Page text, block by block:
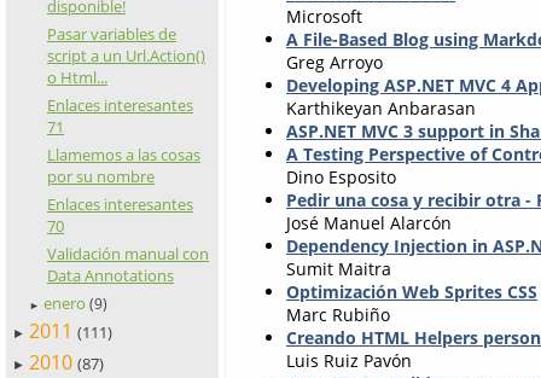
disponible!
Pasar variables de
script a un Url.Action()
o Html...
Enlaces interesantes
71
Llamemos a las cosas
por su nombre
Enlaces interesantes
70
Validación manual con
Data Annotations
► enero (9)
► 2011 (111)
► 2010 (87)
Microsoft
A File-Based Blog using
Greg Arroyo
Developing ASP.NET MVC 4
Karthikeyan Anbarasan
ASP.NET MVC 3 support in
A Testing Perspective of
Dino Esposito
Pedir una cosa y recibir otra -
José Manuel Alarcón
Dependency Injection in
Sumit Maitra
Optimización Web Sprites CSS
Marc Rubiño
Creando HTML Helpers
Luis Ruiz Pavón